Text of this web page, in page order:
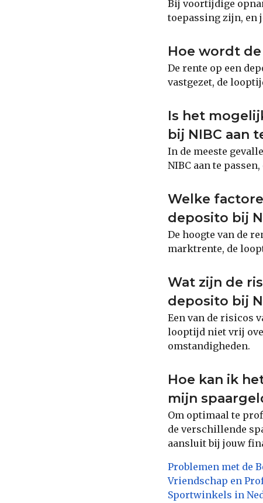
Bij voortijdige
toepassing zijn, en
Hoe wordt
De rente op een
vastgezet, de
Is het
bij NIBC aan
In de meeste
NIBC aan te
Welke
deposito bij
De hoogte van de
marktrente, de
Wat zijn de
deposito bij
Een van de risicos
looptijd niet vrij
omstandigheden.
Hoe kan ik
mijn
Om optimaal te
de verschillende
aansluit bij jouw
Problemen met de
Vriendschap en
Sportwinkels in